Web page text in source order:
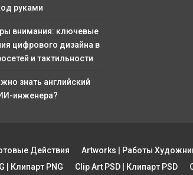
руками
внимания: ключевые
цифрового дизайна в
и тактильности
знать английский
инженера?
Действия Artworks | Работы
| Клипарт PNG
Clip Art PSD | Клипарт PSD